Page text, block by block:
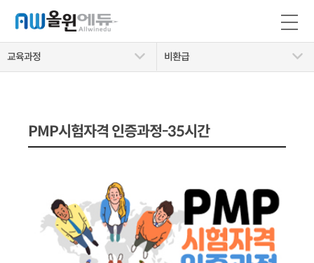
교육과정 비환급
PMP시험자격 인증과정-35시간